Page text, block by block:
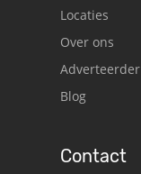
Locaties
Over ons
Blog
Contact